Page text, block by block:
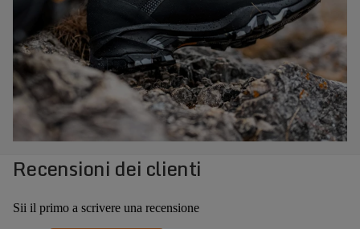
Recensioni dei clienti
Sii il primo a scrivere una recensione